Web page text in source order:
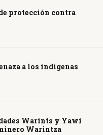
protección contra
a los indígenas
Warints y Yawi
Warintza